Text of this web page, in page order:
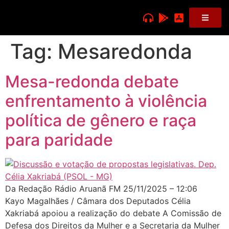
Tag: Mesaredonda
Mesa-redonda debate
enfrentamento à violência
política de gênero e raça
para paridade
Da Redação Rádio Aruanã FM 25/11/2025 – 12:06
Kayo Magalhães / Câmara dos Deputados Célia
Xakriabá apoiou a realização do debate A Comissão de
Defesa dos Direitos da Mulher e a Secretaria da Mulher